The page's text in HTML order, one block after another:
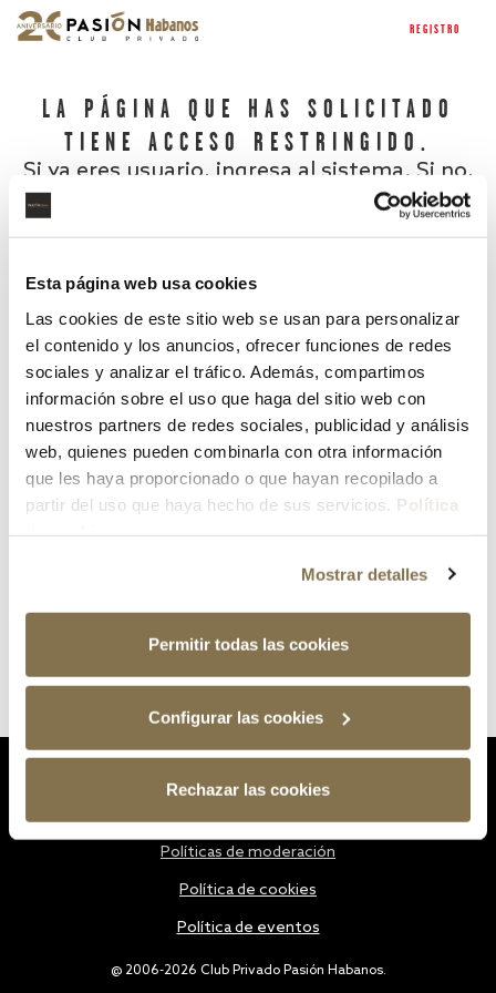
Esta página web usa cookies
Las cookies de este sitio web se usan para personalizar
el contenido y los anuncios, ofrecer funciones de redes
sociales y analizar el tráfico. Además, compartimos
información sobre el uso que haga del sitio web con
nuestros partners de redes sociales, publicidad y análisis
web, quienes pueden combinarla con otra información
que les haya proporcionado o que hayan recopilado a
partir del uso que haya hecho de sus servicios. Política
Mostrar detalles
Permitir todas las cookies
Configurar las cookies
Rechazar las cookies
REGISTRO
LA PÁGINA QUE HAS SOLICITADO
TIENE ACCESO RESTRINGIDO.
Si ya eres usuario, ingresa al sistema. Si no,
¿Has olvidado tu contraseña?
@ 2006-2026 Club Privado Pasión Habanos.
Políticas de moderación
Política de cookies
Política de eventos